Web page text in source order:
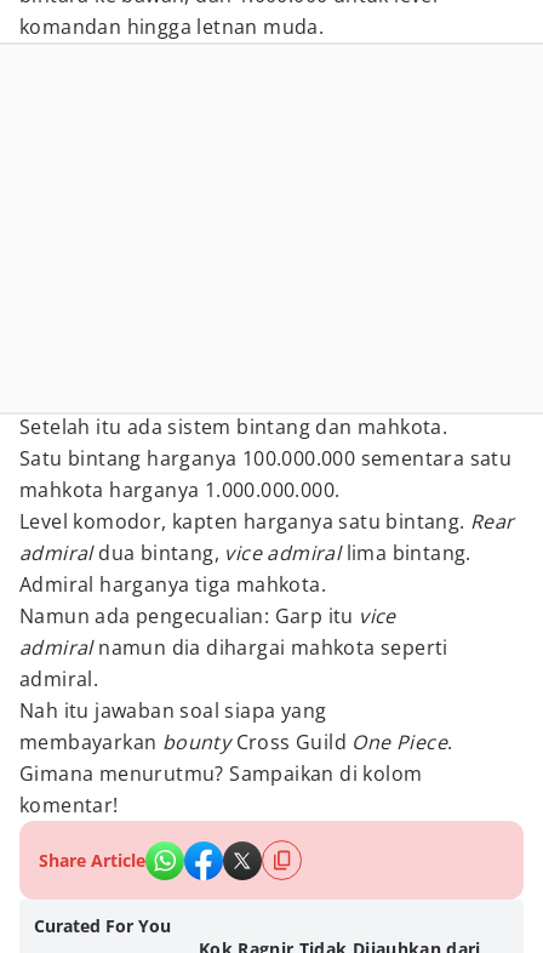
komandan hingga letnan muda.
Setelah itu ada sistem bintang dan mahkota.
Satu bintang harganya 100.000.000 sementara satu
mahkota harganya 1.000.000.000.
Level komodor, kapten harganya satu bintang. Rear
admiraldua bintang, vice admirallima bintang.
Admiral harganya tiga mahkota.
Namun ada pengecualian: Garp itu vice
admiralnamun dia dihargai mahkota seperti
admiral.
Nah itu jawaban soal siapa yang
membayarkan bountyCross Guild One Piece.
Gimana menurutmu? Sampaikan di kolom
komentar!
Share Article
Curated For You